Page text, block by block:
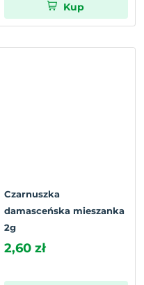
Kup
Czarnuszka
damasceńska mieszanka
2g
2,60 zł